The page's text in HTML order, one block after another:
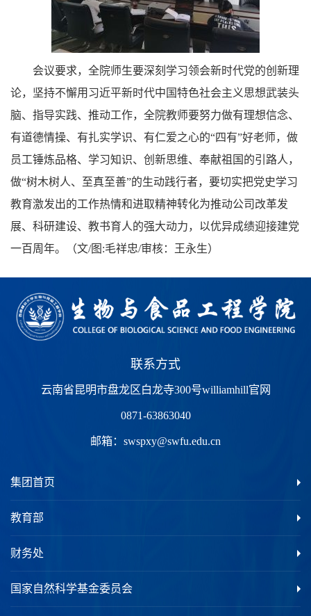
会议要求，全院师生要深刻学习领会新时代党的创新理
论，坚持不懈用习近平新时代中国特色社会主义思想武装头
脑、指导实践、推动工作，全院教师要努力做有理想信念、
有道德情操、有扎实学识、有仁爱之心的“四有”好老师，做
员工锤炼品格、学习知识、创新思维、奉献祖国的引路人，
做“树木树人、至真至善”的生动践行者，要切实把党史学习
教育激发出的工作热情和进取精神转化为推动公司改革发
展、科研建设、教书育人的强大动力，以优异成绩迎接建党
一百周年。（文/图:毛祥忠/审核：王永生）
联系方式
云南省昆明市盘龙区白龙寺300号williamhill官网
0871-63863040
邮箱： swspxy@swfu.edu.cn
集团首页
教育部
财务处
国家自然科学基金委员会